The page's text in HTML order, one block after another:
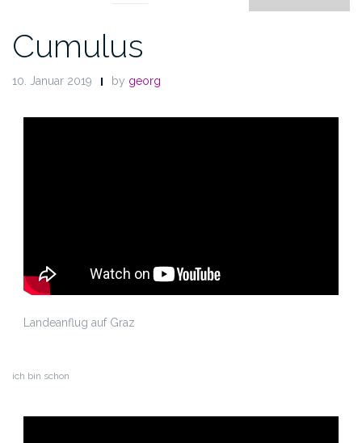
Cumulus
10. Januar 2019 by georg
Landeanflug auf Graz
ich bin schon